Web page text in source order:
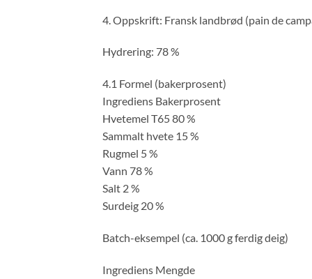
4. Oppskrift: Fransk landbrød (pain de
Hydrering: 78 %
4.1 Formel (bakerprosent)
Ingrediens Bakerprosent
Hvetemel T65 80 %
Sammalt hvete 15 %
Rugmel 5 %
Vann 78 %
Salt 2 %
Surdeig 20 %
Batch-eksempel (ca. 1000 g ferdig deig)
Ingrediens Mengde